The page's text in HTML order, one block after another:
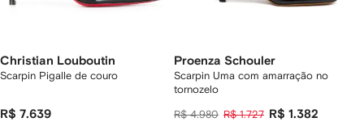
Christian Louboutin
Scarpin Pigalle de couro
R$ 7.639
Proenza Schouler
Scarpin Uma com amarração no
tornozelo
R$ 4.980 R$ 1.727 R$ 1.382